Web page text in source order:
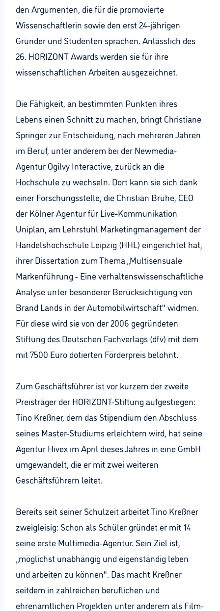
den Argumenten, die für die promovierte
Wissenschaftlerin sowie den erst 24-jährigen
Gründer und Studenten sprachen. Anlässlich des
26. HORIZONT Awards werden sie für ihre
wissenschaftlichen Arbeiten ausgezeichnet.
Die Fähigkeit, an bestimmten Punkten ihres
Lebens einen Schnitt zu machen, bringt Christiane
Springer zur Entscheidung, nach mehreren Jahren
im Beruf, unter anderem bei der Newmedia-
Agentur Ogilvy Interactive, zurück an die
Hochschule zu wechseln. Dort kann sie sich dank
einer Forschungsstelle, die Christian Brühe, CEO
der Kölner Agentur für Live-Kommunikation
Uniplan, am Lehrstuhl Marketingmanagement der
Handelshochschule Leipzig (HHL) eingerichtet hat,
ihrer Dissertation zum Thema „Multisensuale
Markenführung - Eine verhaltenswissenschaftliche
Analyse unter besonderer Berücksichtigung von
Brand Lands in der Automobilwirtschaft" widmen.
Für diese wird sie von der 2006 gegründeten
Stiftung des Deutschen Fachverlags (dfv) mit dem
mit 7500 Euro dotierten Förderpreis belohnt.
Zum Geschäftsführer ist vor kurzem der zweite
Preisträger der HORIZONT-Stiftung aufgestiegen:
Tino Kreßner, dem das Stipendium den Abschluss
seines Master-Studiums erleichtern wird, hat seine
Agentur Hivex im April dieses Jahres in eine GmbH
umgewandelt, die er mit zwei weiteren
Geschäftsführern leitet.
Bereits seit seiner Schulzeit arbeitet Tino Kreßner
zweigleisig: Schon als Schüler gründet er mit 14
seine erste Multimedia-Agentur. Sein Ziel ist,
„möglichst unabhängig und eigenständig leben
und arbeiten zu können". Das macht Kreßner
seitdem in zahlreichen beruflichen und
ehrenamtlichen Projekten unter anderem als Film-